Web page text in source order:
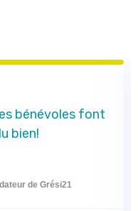
bénévoles font
bien!
de Grési21